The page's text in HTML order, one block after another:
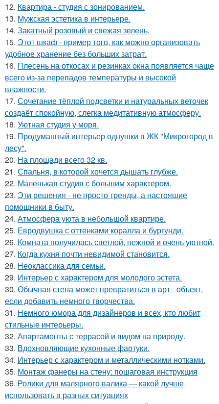
12. Квартира - студия с зонированием.
13. Мужская эстетика в интерьере.
14. Закатный розовый и свежая зелень.
15. Этот шкаф - пример того, как можно организовать
удобное хранение без больших затрат.
16. Плесень на откосах и резинках окна появляется чаще
всего из-за перепадов температуры и высокой
влажности.
17. Сочетание тёплой подсветки и натуральных веточек
создаёт спокойную, слегка медитативную атмосферу.
18. Уютная студия у моря.
19. Продуманный интерьер однушки в ЖК "Микрогород в
лесу".
20. На площади всего 32 кв.
21. Спальня, в которой хочется дышать глубже.
22. Маленькая студия с большим характером.
23. Эти решения - не просто тренды, а настоящие
помощники в быту.
24. Атмосфера уюта в небольшой квартире.
25. Евродвушка с оттенками коралла и бургунди.
26. Комната получилась светлой, нежной и очень уютной.
27. Когда кухня почти невидимой становится.
28. Неоклассика для семьи.
29. Интерьер с характером для молодого эстета.
30. Обычная стена может превратиться в арт - объект,
если добавить немного творчества.
31. Немного юмора для дизайнеров и всех, кто любит
стильные интерьеры.
32. Апартаменты с террасой и видом на природу.
33. Вдохновляющие кухонные фартуки.
34. Интерьер с характером и металлическими нотками.
35. Монтаж фанеры на стену: пошаговая инструкция
36. Ролики для малярного валика — какой лучше
использовать в разных ситуациях